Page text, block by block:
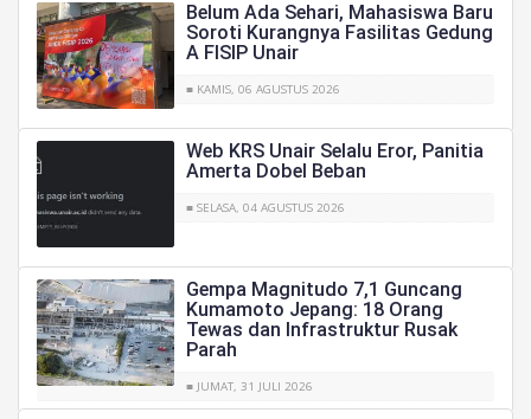
Belum Ada Sehari, Mahasiswa Baru
Soroti Kurangnya Fasilitas Gedung
A FISIP Unair
■ KAMIS, 06 AGUSTUS 2026
Web KRS Unair Selalu Eror, Panitia
Amerta Dobel Beban
■ SELASA, 04 AGUSTUS 2026
Gempa Magnitudo 7,1 Guncang
Kumamoto Jepang: 18 Orang
Tewas dan Infrastruktur Rusak
Parah
■ JUMAT, 31 JULI 2026